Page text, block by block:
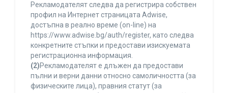
Рекламодателят следва да регистрира собствен
профил на Интернет страницата Adwise,
достъпна в реално време (on-line) на
https://www.adwise.bg/auth/register, като следва
конкретните стъпки и предостави изискуемата
регистрационна информация.
(2)Рекламодателят е длъжен да предостави
пълни и верни данни относно самоличността (за
физическите лица), правния статут (за